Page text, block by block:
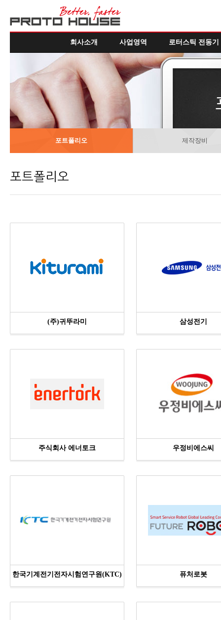
회사소개 사업영역 로터스틱 전동기
포트폴리오 제작장비
포트폴리오
(주)귀뚜라미 삼성전기
주식회사 에너토크 우정비에스씨
한국기계전기전자시험연구원(KTC) 퓨처로봇